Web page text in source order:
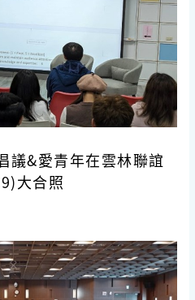
議&愛青年在雲林聯誼
大合照